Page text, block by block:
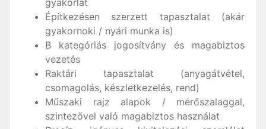
gyakorlat
Építkezésen szerzett tapasztalat (akár
gyakornoki / nyári munka is)
B kategóriás jogosítvány és magabiztos
vezetés
Raktári tapasztalat (anyagátvétel,
csomagolás, készletkezelés, rend)
Műszaki rajz alapok / mérőszalaggal,
szintezővel való magabiztos használat